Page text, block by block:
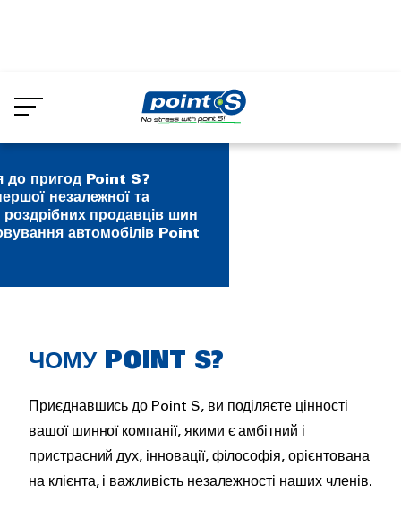
to
main
до пригод Point S?
незалежної та
роздрібних продавців шин
автомобілів Point
Rich
text
ЧОМУ POINT S?
Приєднавшись до Point S, ви поділяєте цінності
вашої шинної компанії, якими є амбітний і
пристрасний дух, інновації, філософія, орієнтована
на клієнта, і важливість незалежності наших членів.